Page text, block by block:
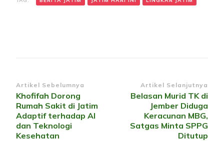
Navigasi
Artikel
Artikel Sebelumnya
Khofifah Dorong
Rumah Sakit di Jatim
Adaptif terhadap AI
dan Teknologi
Kesehatan
Artikel Selanjutnya
Belasan Murid TK di
Jember Diduga
Keracunan MBG,
Satgas Minta SPPG
Ditutup